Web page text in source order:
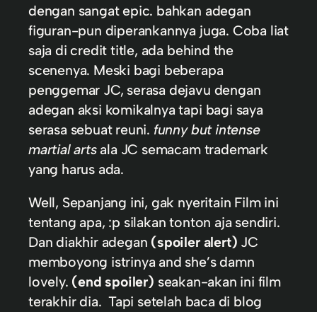
dengan sangat epic. bahkan adegan
figuran-pun diperankannya juga. Coba liat
saja di credit title, ada behind the
scenenya. Meski bagi beberapa
penggemar JC, serasa dejavu dengan
adegan aksi komikalnya tapi bagi saya
serasa sebuat reuni. funny but intense
martial artsala JC semacam trademark
yang harus ada.
Well, Sepanjang ini, gak nyeritain Film ini
tentang apa, :p silakan tonton aja sendiri.
Dan diakhir adegan (spoiler alert) JC
memboyong istrinya and she’s damn
lovely. (end spoiler) seakan-akan ini film
terakhir dia. Tapi setelah baca di blog